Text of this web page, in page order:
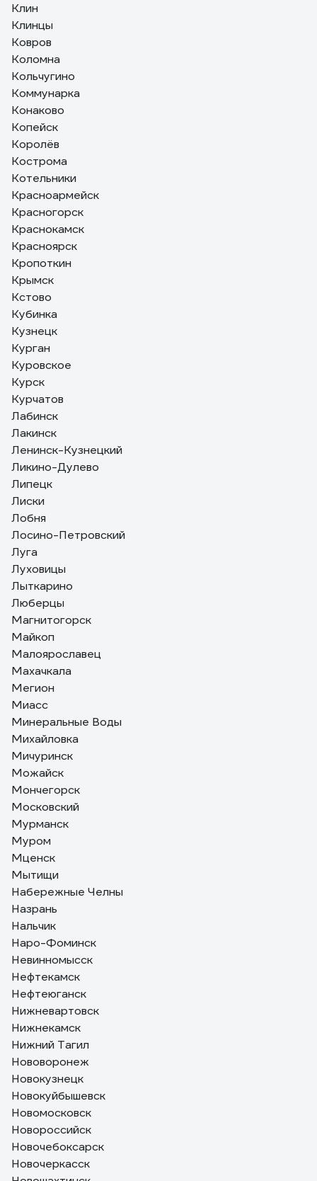
Клин
Клинцы
Ковров
Коломна
Кольчугино
Коммунарка
Конаково
Копейск
Королёв
Кострома
Котельники
Красноармейск
Красногорск
Краснокамск
Красноярск
Кропоткин
Крымск
Кстово
Кубинка
Кузнецк
Курган
Куровское
Курск
Курчатов
Лабинск
Лакинск
Ленинск-Кузнецкий
Ликино-Дулево
Липецк
Лиски
Лобня
Лосино-Петровский
Луга
Луховицы
Лыткарино
Люберцы
Магнитогорск
Майкоп
Малоярославец
Махачкала
Мегион
Миасс
Минеральные Воды
Михайловка
Мичуринск
Можайск
Мончегорск
Московский
Мурманск
Муром
Мценск
Мытищи
Набережные Челны
Назрань
Нальчик
Наро-Фоминск
Невинномысск
Нефтекамск
Нефтеюганск
Нижневартовск
Нижнекамск
Нижний Тагил
Нововоронеж
Новокузнецк
Новокуйбышевск
Новомосковск
Новороссийск
Новочебоксарск
Новочеркасск